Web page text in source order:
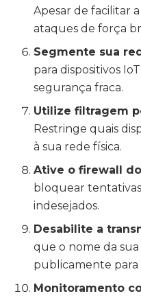
Apesar de facilitar
ataques de força
Segmente sua
para dispositivos
segurança fraca.
Utilize filtragem
Restringe quais
à sua rede física.
Ative o firewall
bloquear
indesejados.
Desabilite a
que o nome da
publicamente para
Monitoramento